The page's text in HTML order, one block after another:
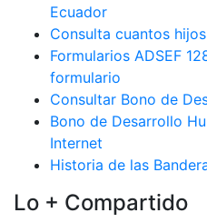
Ecuador
Consulta cuantos
Formularios ADSEF
formulario
Consultar Bono de
Bono de Desarrollo
Internet
Historia de las
Lo + Compartido